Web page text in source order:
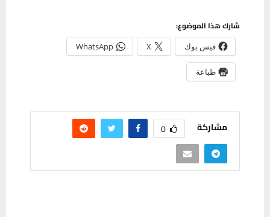
شارك هذا الموضوع:
فيس بوك X
WhatsApp
طباعة
مشاركة 0